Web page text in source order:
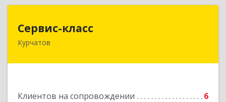
Сервис-класс
Курчатов
Клиентов на сопровождении 6
Подробнее